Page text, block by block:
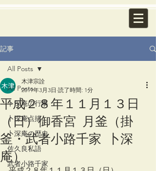
記事
All Posts
卜深庵の行事
卜深庵点描
卜深庵の歴史
佐久良私語
武者小路千家
All Posts
平成２８年１１月１３日
（日）御香宮 月釜（掛
釜・武者小路千家 卜深
庵）
木津宗詮
2019年3月3日 読了時間: 1分